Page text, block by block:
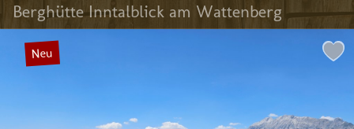
Berghütte Inntalblick am Wattenberg
Neu